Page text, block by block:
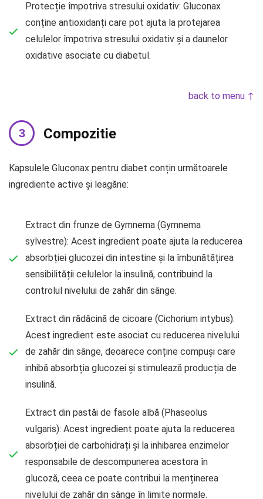
Protecție împotriva stresului oxidativ: Gluconax
conține antioxidanți care pot ajuta la protejarea
celulelor împotriva stresului oxidativ și a daunelor
oxidative asociate cu diabetul.
back to menu ↑
Compozitie
Kapsulele Gluconax pentru diabet conțin următoarele
ingrediente active și leagăne:
Extract din frunze de Gymnema (Gymnema
sylvestre): Acest ingredient poate ajuta la reducerea
absorbției glucozei din intestine și la îmbunătățirea
sensibilității celulelor la insulină, contribuind la
controlul nivelului de zahăr din sânge.
Extract din rădăcină de cicoare (Cichorium intybus):
Acest ingredient este asociat cu reducerea nivelului
de zahăr din sânge, deoarece conține compuși care
inhibă absorbția glucozei și stimulează producția de
insulină.
Extract din pastăi de fasole albă (Phaseolus
vulgaris): Acest ingredient poate ajuta la reducerea
absorbției de carbohidrați și la inhibarea enzimelor
responsabile de descompunerea acestora în
glucoză, ceea ce poate contribui la menținerea
nivelului de zahăr din sânge în limite normale.